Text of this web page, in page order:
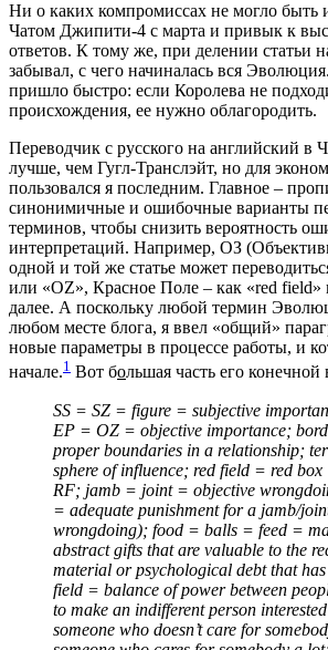
Ни о каких компромиссах не могло быть
Чатом Джипити-4 с марта и привык к
ответов. К тому же, при делении статьи
забывал, с чего начиналась вся
пришло быстро: если Королева не
происхождения, ее нужно облагородить.
Переводчик с русского на английский
лучше, чем Гугл-Транслэйт, но для
пользовался я последним. Главное –
синонимичные и ошибочные варианты
терминов, чтобы снизить вероятность
интерпретаций. Например, ОЗ
одной и той же статье может
или «OZ», Красное Поле – как «red field»
далее. А поскольку любой термин
любом месте блога, я ввел «общий»
новые параметры в процессе работы, и
начале.1 Вот большая часть его конечной
SS = SZ = figure = subjective
EP = OZ = objective importance;
proper boundaries in a relationship;
sphere of influence; red field = red
RF; jamb = joint = objective
= adequate punishment for a jamb/
wrongdoing); food = balls = feed =
abstract gifts that are valuable to the
material or psychological debt that
field = balance of power between
to make an indifferent person
someone who doesn’t care for